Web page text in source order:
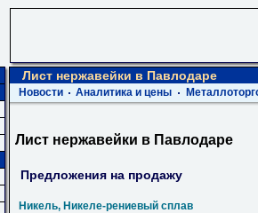
Лист нержавейки в Павлодаре
Новости Аналитика и цены
Лист нержавейки в Павлодаре
Предложения на продажу
Никель, Никеле-рениевый сплав